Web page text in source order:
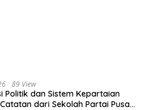
89 View
Politik dan Sistem Kepartaian
dari Sekolah Partai Pusat